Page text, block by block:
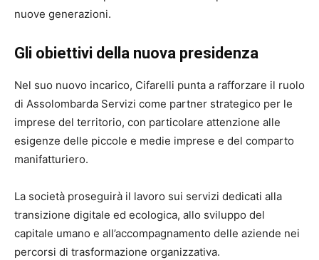
nuove generazioni.
Gli obiettivi della nuova presidenza
Nel suo nuovo incarico, Cifarelli punta a rafforzare il ruolo
di Assolombarda Servizi come partner strategico per le
imprese del territorio, con particolare attenzione alle
esigenze delle piccole e medie imprese e del comparto
manifatturiero.
La società proseguirà il lavoro sui servizi dedicati alla
transizione digitale ed ecologica, allo sviluppo del
capitale umano e all’accompagnamento delle aziende nei
percorsi di trasformazione organizzativa.